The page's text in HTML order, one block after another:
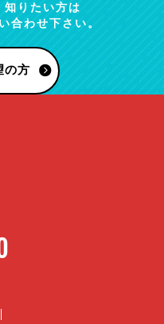
知りたい方は
合わせ下さい。
の方